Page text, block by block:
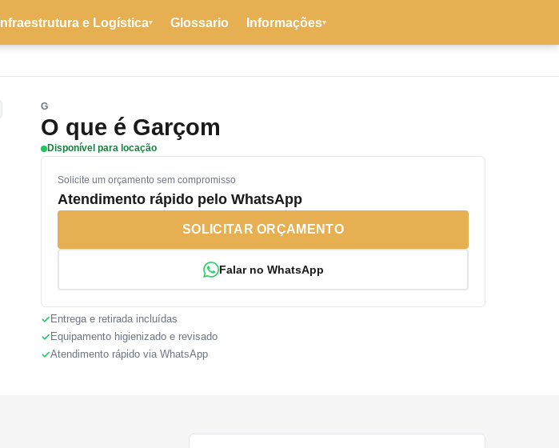
Infraestrutura e Logística▾ Glossario Informações▾
G
O que é Garçom
Disponível para locação
Solicite um orçamento sem compromisso
Atendimento rápido pelo WhatsApp
SOLICITAR ORÇAMENTO
Falar no WhatsApp
Entrega e retirada incluídas
Equipamento higienizado e revisado
Atendimento rápido via WhatsApp